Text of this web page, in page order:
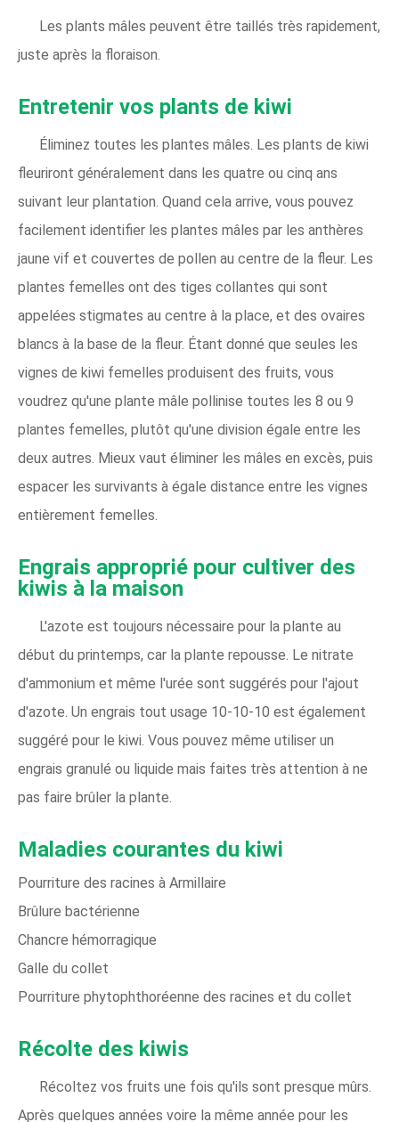
Les plants mâles peuvent être taillés très rapidement,
juste après la floraison.
Entretenir vos plants de kiwi
Éliminez toutes les plantes mâles. Les plants de kiwi
fleuriront généralement dans les quatre ou cinq ans
suivant leur plantation. Quand cela arrive, vous pouvez
facilement identifier les plantes mâles par les anthères
jaune vif et couvertes de pollen au centre de la fleur. Les
plantes femelles ont des tiges collantes qui sont
appelées stigmates au centre à la place, et des ovaires
blancs à la base de la fleur. Étant donné que seules les
vignes de kiwi femelles produisent des fruits, vous
voudrez qu'une plante mâle pollinise toutes les 8 ou 9
plantes femelles, plutôt qu'une division égale entre les
deux autres. Mieux vaut éliminer les mâles en excès, puis
espacer les survivants à égale distance entre les vignes
entièrement femelles.
Engrais approprié pour cultiver des
kiwis à la maison
L'azote est toujours nécessaire pour la plante au
début du printemps, car la plante repousse. Le nitrate
d'ammonium et même l'urée sont suggérés pour l'ajout
d'azote. Un engrais tout usage 10-10-10 est également
suggéré pour le kiwi. Vous pouvez même utiliser un
engrais granulé ou liquide mais faites très attention à ne
pas faire brûler la plante.
Maladies courantes du kiwi
Pourriture des racines à Armillaire
Brûlure bactérienne
Chancre hémorragique
Galle du collet
Pourriture phytophthoréenne des racines et du collet
Récolte des kiwis
Récoltez vos fruits une fois qu'ils sont presque mûrs.
Après quelques années voire la même année pour les